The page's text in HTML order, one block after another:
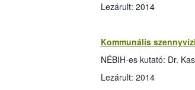
Lezárult: 2014
Kommunális
NÉBIH-es kutató: Dr.
Lezárult: 2014